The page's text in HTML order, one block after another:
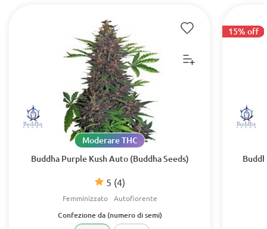
Buddha Purple Kush Auto (Buddha Seeds)
5 (4)
Moderare THC
Femminizzato Autofiorente
Confezione da (numero di semi)
15% off